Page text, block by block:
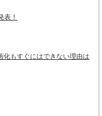
表！
化もすぐにはできない理由は